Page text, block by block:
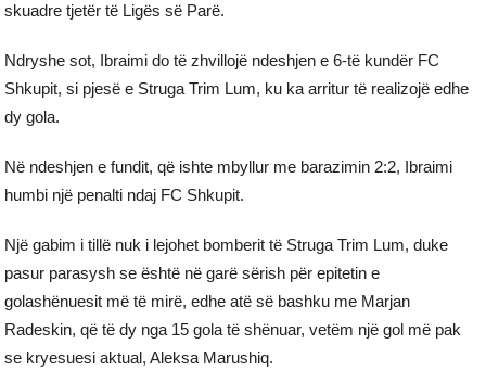
skuadre tjetër të Ligës së Parë.
Ndryshe sot, Ibraimi do të zhvillojë ndeshjen e 6-të kundër FC
Shkupit, si pjesë e Struga Trim Lum, ku ka arritur të realizojë edhe
dy gola.
Në ndeshjen e fundit, që ishte mbyllur me barazimin 2:2, Ibraimi
humbi një penalti ndaj FC Shkupit.
Një gabim i tillë nuk i lejohet bomberit të Struga Trim Lum, duke
pasur parasysh se është në garë sërish për epitetin e
golashënuesit më të mirë, edhe atë së bashku me Marjan
Radeskin, që të dy nga 15 gola të shënuar, vetëm një gol më pak
se kryesuesi aktual, Aleksa Marushiq.